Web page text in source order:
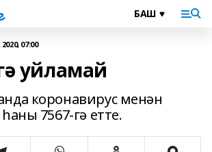
07:00
уйламай
коронавирус менəн
7567-гə етте.